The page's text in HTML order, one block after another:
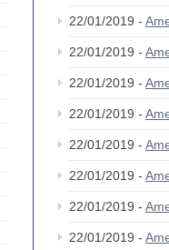
22/01/2019 -
22/01/2019 -
22/01/2019 -
22/01/2019 -
22/01/2019 -
22/01/2019 -
22/01/2019 -
22/01/2019 -